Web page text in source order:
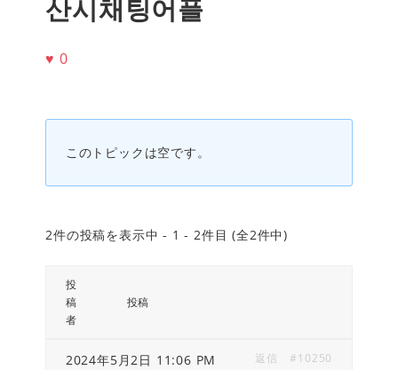
산시채팅어플
♥ 0
このトピックは空です。
2件の投稿を表示中 - 1 - 2件目 (全2件中)
投
稿
者
投稿
2024年5月2日 11:06 PM #10250
返信